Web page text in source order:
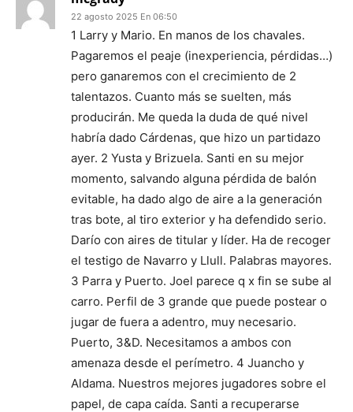
22 agosto 2025 En 06:50
1 Larry y Mario. En manos de los chavales.
Pagaremos el peaje (inexperiencia, pérdidas…)
pero ganaremos con el crecimiento de 2
talentazos. Cuanto más se suelten, más
producirán. Me queda la duda de qué nivel
habría dado Cárdenas, que hizo un partidazo
ayer. 2 Yusta y Brizuela. Santi en su mejor
momento, salvando alguna pérdida de balón
evitable, ha dado algo de aire a la generación
tras bote, al tiro exterior y ha defendido serio.
Darío con aires de titular y líder. Ha de recoger
el testigo de Navarro y Llull. Palabras mayores.
3 Parra y Puerto. Joel parece q x fin se sube al
carro. Perfil de 3 grande que puede postear o
jugar de fuera a adentro, muy necesario.
Puerto, 3&D. Necesitamos a ambos con
amenaza desde el perímetro. 4 Juancho y
Aldama. Nuestros mejores jugadores sobre el
papel, de capa caída. Santi a recuperarse